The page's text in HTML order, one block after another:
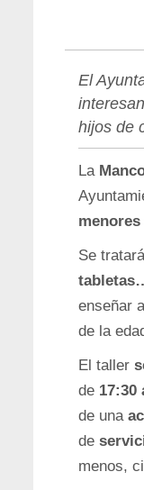
El
hijos de
La
Se
enseñar
de la
El taller
de 17:30
de una
de
menos,